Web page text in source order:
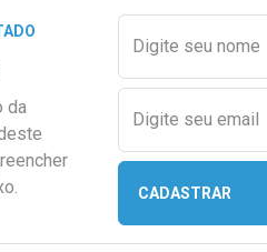
da
Preencher
Digite seu nome
Digite seu email
CADASTRAR